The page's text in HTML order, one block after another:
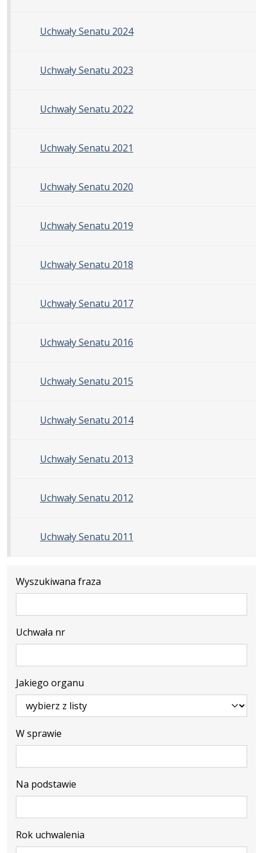
Uchwały Senatu 2024
Uchwały Senatu 2023
Uchwały Senatu 2022
Uchwały Senatu 2021
Uchwały Senatu 2020
Uchwały Senatu 2019
Uchwały Senatu 2018
Uchwały Senatu 2017
Uchwały Senatu 2016
Uchwały Senatu 2015
Uchwały Senatu 2014
Uchwały Senatu 2013
Uchwały Senatu 2012
Uchwały Senatu 2011
Wyszukiwana fraza
Uchwała nr
Jakiego organu
W sprawie
Na podstawie
Rok uchwalenia